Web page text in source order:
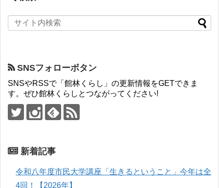
SNSフォローボタン
SNSやRSSで「館林くらし」の更新情報をGETできま
す。ぜひ館林くらしとつながってください!
新着記事
令和八年度市民大学講座「生きるということ」今年は全
4回！【2026年】